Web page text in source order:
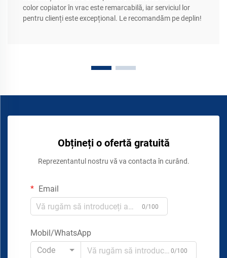
color copiator în vrac este remarcabilă, iar serviciul lor
pentru clienți este excepțional. Le recomandăm pe deplin!
Obțineți o ofertă gratuită
Reprezentantul nostru vă va contacta în curând.
Email
0/100
Mobil/WhatsApp
Code
0/100